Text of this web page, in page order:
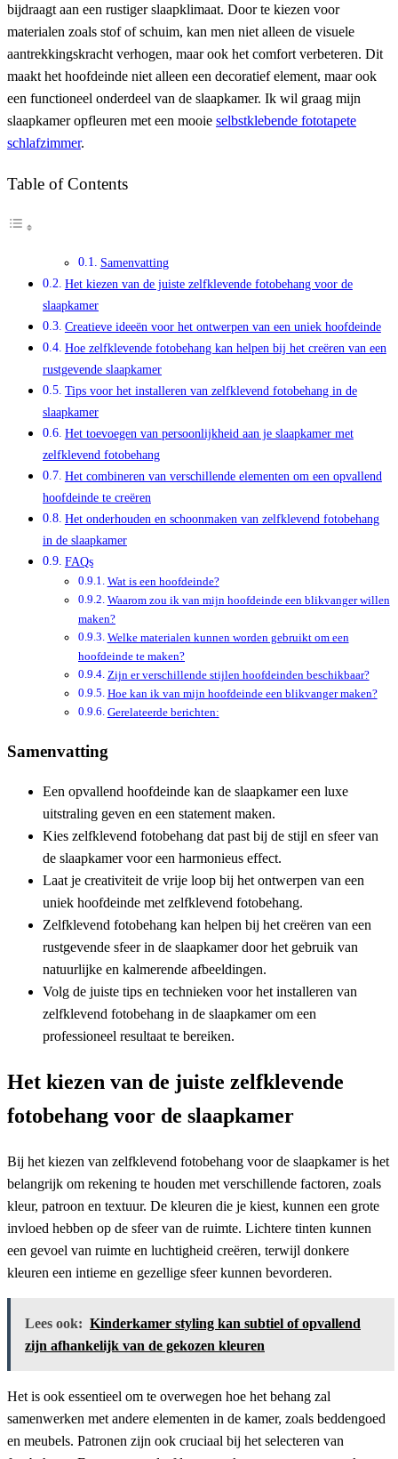
bijdraagt aan een rustiger slaapklimaat. Door te kiezen voor
materialen zoals stof of schuim, kan men niet alleen de visuele
aantrekkingskracht verhogen, maar ook het comfort verbeteren. Dit
maakt het hoofdeinde niet alleen een decoratief element, maar ook
een functioneel onderdeel van de slaapkamer. Ik wil graag mijn
slaapkamer opfleuren met een mooie selbstklebende fototapete
schlafzimmer.
Table of Contents
Samenvatting
Het kiezen van de juiste zelfklevende fotobehang voor de
slaapkamer
Creatieve ideeën voor het ontwerpen van een uniek hoofdeinde
Hoe zelfklevende fotobehang kan helpen bij het creëren van een
rustgevende slaapkamer
Tips voor het installeren van zelfklevend fotobehang in de
slaapkamer
Het toevoegen van persoonlijkheid aan je slaapkamer met
zelfklevend fotobehang
Het combineren van verschillende elementen om een ​​opvallend
hoofdeinde te creëren
Het onderhouden en schoonmaken van zelfklevend fotobehang
in de slaapkamer
FAQs
Wat is een hoofdeinde?
Waarom zou ik van mijn hoofdeinde een blikvanger willen
maken?
Welke materialen kunnen worden gebruikt om een
hoofdeinde te maken?
Zijn er verschillende stijlen hoofdeinden beschikbaar?
Hoe kan ik van mijn hoofdeinde een blikvanger maken?
Gerelateerde berichten:
Samenvatting
Een opvallend hoofdeinde kan de slaapkamer een luxe
uitstraling geven en een statement maken.
Kies zelfklevend fotobehang dat past bij de stijl en sfeer van
de slaapkamer voor een harmonieus effect.
Laat je creativiteit de vrije loop bij het ontwerpen van een
uniek hoofdeinde met zelfklevend fotobehang.
Zelfklevend fotobehang kan helpen bij het creëren van een
rustgevende sfeer in de slaapkamer door het gebruik van
natuurlijke en kalmerende afbeeldingen.
Volg de juiste tips en technieken voor het installeren van
zelfklevend fotobehang in de slaapkamer om een
professioneel resultaat te bereiken.
Het kiezen van de juiste zelfklevende
fotobehang voor de slaapkamer
Bij het kiezen van zelfklevend fotobehang voor de slaapkamer is het
belangrijk om rekening te houden met verschillende factoren, zoals
kleur, patroon en textuur. De kleuren die je kiest, kunnen een grote
invloed hebben op de sfeer van de ruimte. Lichtere tinten kunnen
een gevoel van ruimte en luchtigheid creëren, terwijl donkere
kleuren een intieme en gezellige sfeer kunnen bevorderen.
Lees ook: Kinderkamer styling kan subtiel of opvallend
zijn afhankelijk van de gekozen kleuren
Het is ook essentieel om te overwegen hoe het behang zal
samenwerken met andere elementen in de kamer, zoals beddengoed
en meubels. Patronen zijn ook cruciaal bij het selecteren van